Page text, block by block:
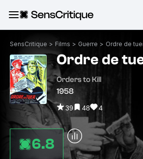
SensCritique > Films > Guerre > Ordre de
Ordre de
Orders to Kill
1958
39 48 4
6.8